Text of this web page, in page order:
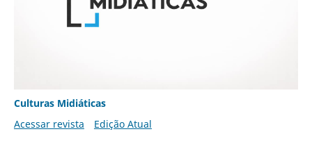
Culturas Midiáticas
Acessar revista
Edição Atual